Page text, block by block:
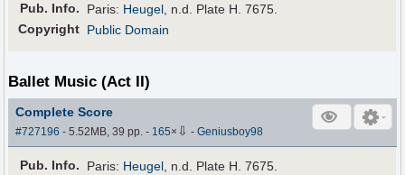
Pub. Info. Paris: Heugel, n.d. Plate H. 7675.
Copyright Public Domain
Ballet Music (Act II)
Complete Score
#727196 - 5.52MB, 39 pp.- 165× ⇩ -Geniusboy98
Pub. Info. Paris: Heugel , n.d. Plate H. 7675.